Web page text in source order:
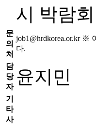
시 박람
문
의
처
job1@hrdkorea.or.kr ※
다.
담
당
자 윤지민
기
타
사